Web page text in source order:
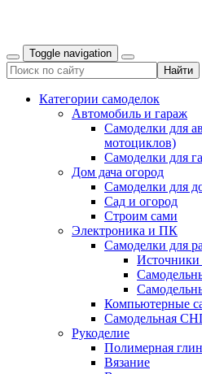
Toggle navigation
Категории самоделок
Автомобиль и гараж
Самоделки для
мотоциклов)
Самоделки для
Дом дача огород
Самоделки для
Сад и огород
Строим сами
Электроника и ПК
Самоделки для
Источники
Компьютерные
Самодельная
Рукоделие
Полимерная
Вязание